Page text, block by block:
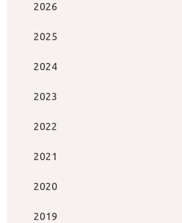
2026
2025
2024
2023
2022
2021
2020
2019